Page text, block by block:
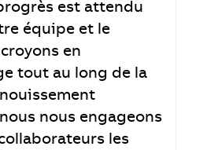
est attendu
équipe et le
en
tout au long de la
nous engageons
les